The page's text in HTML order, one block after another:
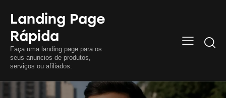
Landing Page
Rápida
Faça uma landing page para os
seus anuncios de produtos,
serviços ou afiliados.